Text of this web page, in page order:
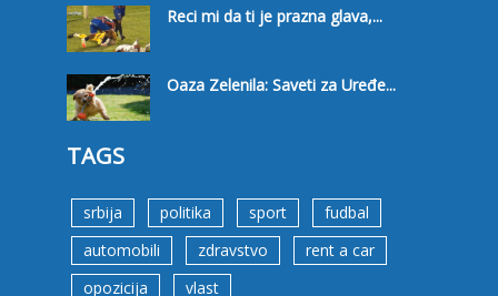
Reci mi da ti je prazna glava,...
Oaza Zelenila: Saveti za Uređe...
TAGS
srbija politika sport
fudbal
automobili
zdravstvo
rent a car
opozicija
vlast